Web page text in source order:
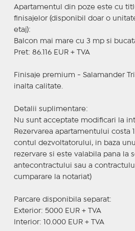
Apartamentul din poze este cu
finisajelor (disponibil doar o
etaj):
Balcon mai mare cu 3 mp si
Pret: 86.116 EUR + TVA
Finisaje premium - Salamander
inalta calitate.
Detalii suplimentare:
Nu sunt acceptate modificari la
Rezervarea apartamentului costa
contul dezvoltatorului, in baza
rezervare si este valabila pana la
antecontractului sau a
cumparare la notariat)
Parcare disponibila separat:
Exterior: 5000 EUR + TVA
Interior: 10.000 EUR + TVA